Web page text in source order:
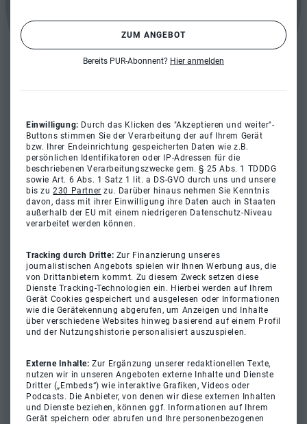
ZUM ANGEBOT
Bereits PUR-Abonnent? Hier anmelden
Einwilligung: Durch das Klicken des "Akzeptieren und weiter"-
Buttons stimmen Sie der Verarbeitung der auf Ihrem Gerät
bzw. Ihrer Endeinrichtung gespeicherten Daten wie z.B.
persönlichen Identifikatoren oder IP-Adressen für die
beschriebenen Verarbeitungszwecke gem. § 25 Abs. 1 TDDDG
sowie Art. 6 Abs. 1 Satz 1 lit. a DS-GVO durch uns und unsere
bis zu230 Partner zu. Darüber hinaus nehmen Sie Kenntnis
davon, dass mit ihrer Einwilligung ihre Daten auch in Staaten
außerhalb der EU mit einem niedrigeren Datenschutz-Niveau
verarbeitet werden können.
Tracking durch Dritte: Zur Finanzierung unseres
journalistischen Angebots spielen wir Ihnen Werbung aus, die
von Drittanbietern kommt. Zu diesem Zweck setzen diese
Dienste Tracking-Technologien ein. Hierbei werden auf Ihrem
Gerät Cookies gespeichert und ausgelesen oder Informationen
wie die Gerätekennung abgerufen, um Anzeigen und Inhalte
über verschiedene Websites hinweg basierend auf einem Profil
und der Nutzungshistorie personalisiert auszuspielen.
Externe Inhalte:Zur Ergänzung unserer redaktionellen Texte,
nutzen wir in unseren Angeboten externe Inhalte und Dienste
Dritter („Embeds“) wie interaktive Grafiken, Videos oder
Podcasts. Die Anbieter, von denen wir diese externen Inhalten
und Dienste beziehen, können ggf. Informationen auf Ihrem
Gerät speichern oder abrufen und Ihre personenbezogenen